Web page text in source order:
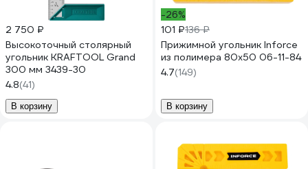
2 750 ₽
Высокоточный столярный
угольник KRAFTOOL Grand
300 мм 3439-30
4.8(41)
В корзину
-26%
101 ₽136 ₽
Прижимной угольник Inforce
из полимера 80x50 06-11-84
4.7(149)
В корзину